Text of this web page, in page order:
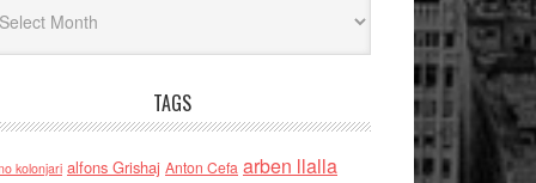
TAGS
kolonjari alfons Grishaj Anton Cefa arben llalla